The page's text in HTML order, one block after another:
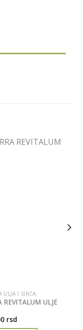
ULJA I SIRĆA
REVITALUM ULJE
rsd